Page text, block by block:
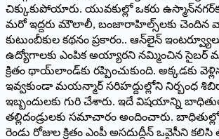
చిక్కుకుపోయారు. యువకుల్లో ఒకరు
మరో ఇద్దరు మౌలాలీ, బంజారాహిల్స్‌లకు చెందిన
కుటుంబీకుల కథనం ప్రకారం.. ఆన్‌లైన్‌
ఉద్యోగాలకు ఎంపిక అయ్యారని నమ్మించిన సైబర్‌
క్రితం థాయ్‌లాండ్‌కు రప్పించుకుంది. అక్కడకు
ఇవ్వకుండా మయన్మార్‌ ‌సరిహద్దుల్లోని నిర్బంధ
ఇబ్బందులకు గురి చేశారు. ఇదే విషయాన్ని
తల్లిదండ్రులకు సమాచారం అందించారు.
రెండు రోజుల క్రితం ఎంపీ అసదుద్దీన్‌ ఒవైసీని